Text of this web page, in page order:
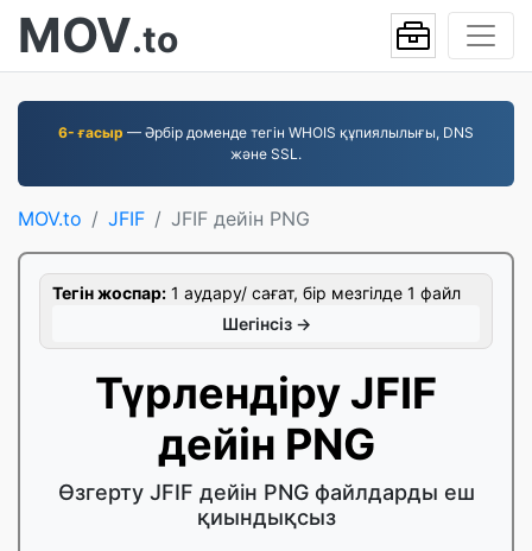
MOV.to
6- ғасыр — Әрбір доменде тегін WHOIS құпиялылығы, DNS
және SSL.
MOV.to JFIF JFIF дейін PNG
Тегін жоспар: 1 аудару/ сағат, бір мезгілде 1 файл
Шегінсіз →
Түрлендіру JFIF
дейін PNG
Өзгерту JFIF дейін PNG файлдарды еш
қиындықсыз